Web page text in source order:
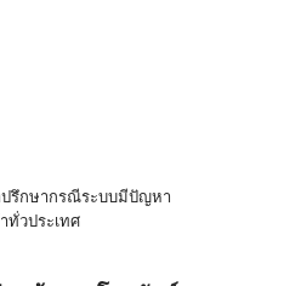
รึกษากรณีระบบมีปัญหา
ทั่วประเทศ